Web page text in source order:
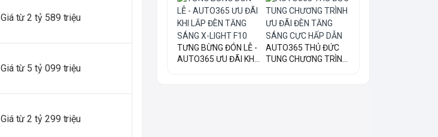
Giá từ 2 tỷ 589 triệu
Giá từ 5 tỷ 099 triệu
Giá từ 2 tỷ 299 triệu
TƯNG BỪNG ĐÓN LỄ -
AUTO365 ƯU ĐÃI KHI
AUTO365 THỦ ĐỨC
TUNG CHƯƠNG TRÌNH